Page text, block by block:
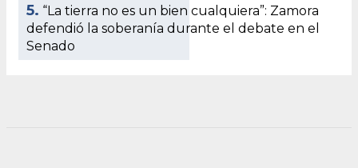
5. “La tierra no es un bien cualquiera”: Zamora
defendió la soberanía durante el debate en el
Senado